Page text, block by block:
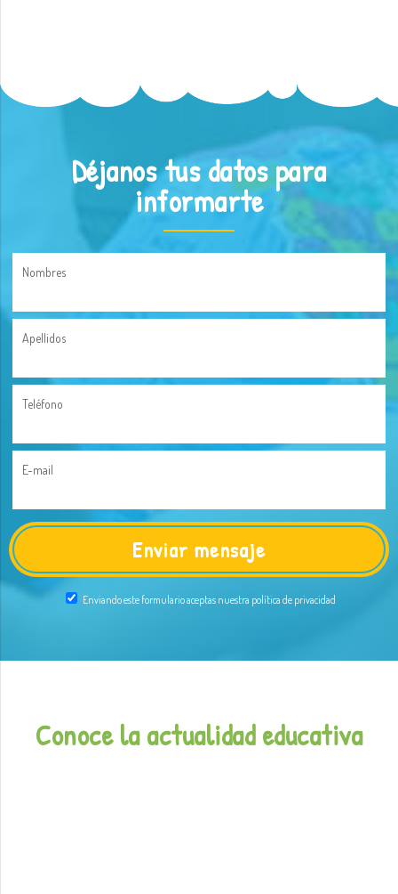
Déjanos tus datos para
informarte
Nombres
Apellidos
Teléfono
E-mail
Enviando este formulario aceptas nuestra política de privacidad
Conoce la actualidad educativa